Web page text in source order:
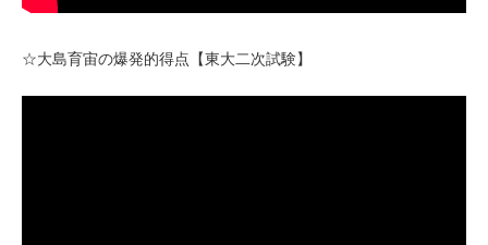
☆大島育宙の爆発的得点【東大二次試験】